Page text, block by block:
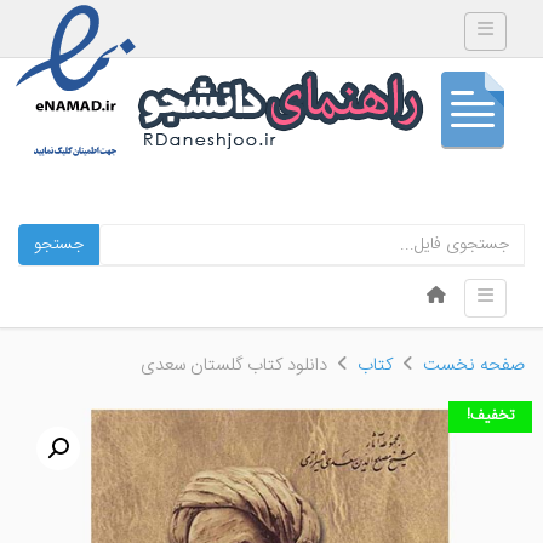
Toggle navigation
جستجو
Menu
Skip to content
Toggle navigation
صفحه نخست کتاب دانلود کتاب گلستان سعدی
تخفیف!